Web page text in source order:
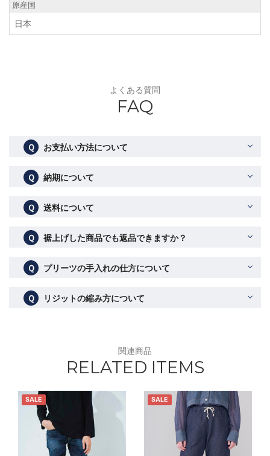
原産国
日本
よくある質問
FAQ
Ｑ お支払い方法について
Ｑ 納期について
Ｑ 送料について
Ｑ 裾上げした商品でも返品できますか？
Ｑ プリーツの手入れの仕方について
Ｑ リジットの縮み方について
関連商品
RELATED ITEMS
SALE SALE